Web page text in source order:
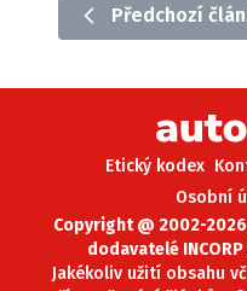
Předchozí
Etický kodex
Osobní
Copyright @ 2002-2026
dodavatelé
Jakékoliv užití obsahu